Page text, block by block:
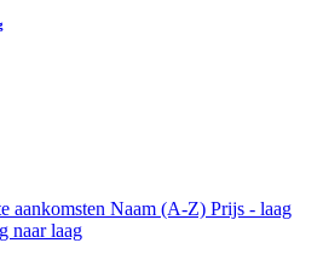
aankomsten Naam (A-Z) Prijs - laag
naar laag